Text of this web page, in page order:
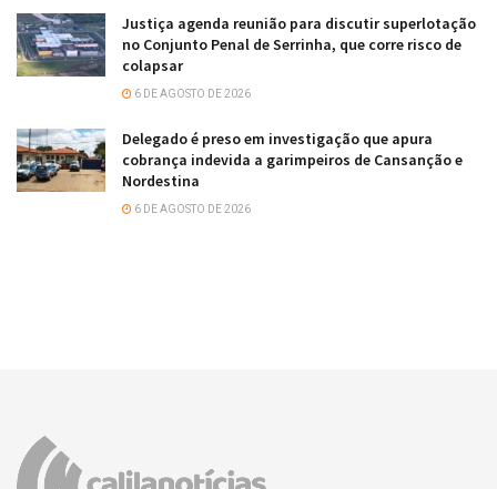
Justiça agenda reunião para discutir superlotação
no Conjunto Penal de Serrinha, que corre risco de
colapsar
6 DE AGOSTO DE 2026
Delegado é preso em investigação que apura
cobrança indevida a garimpeiros de Cansanção e
Nordestina
6 DE AGOSTO DE 2026